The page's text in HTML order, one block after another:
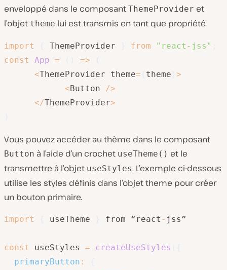
enveloppé dans le composant ThemeProvider et
l’objet theme lui est transmis en tant que propriété.
import ThemeProvider from "react-jss"
const
App = =>
<ThemeProvider theme= theme >
<Button />
</ThemeProvider>
Vous pouvez accéder au thème dans le composant
Button à l’aide d’un crochet useTheme() et le
transmettre à l’objet useStyles. L’exemple ci-dessous
utilise les styles définis dans l’objet theme pour créer
un bouton primaire.
import useTheme from “react - jss”
const useStyles = createUseStyles
primaryButton :